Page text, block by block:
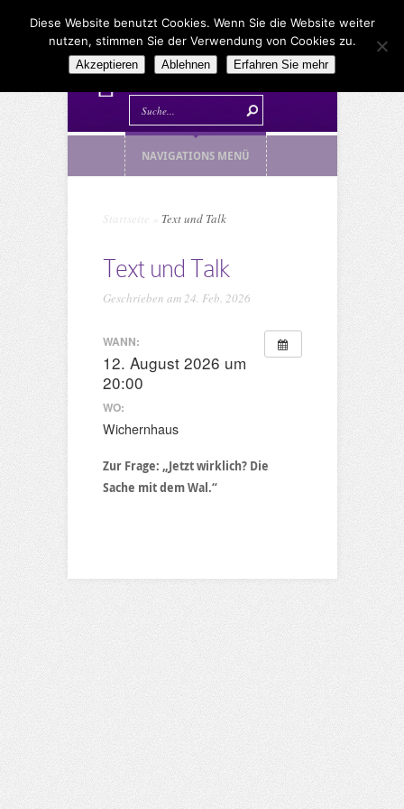
NAVIGATIONS MENÜ
Startseite Text und Talk
Text und Talk
Geschrieben am 24. Feb. 2026
WANN:
12. August 2026 um
20:00
WO:
Wichernhaus
Zur Frage: „Jetzt wirklich? Die
Sache mit dem Wal.“
Diese Website benutzt Cookies. Wenn Sie die Website weiter
nutzen, stimmen Sie der Verwendung von Cookies zu.
Akzeptieren Ablehnen Erfahren Sie mehr